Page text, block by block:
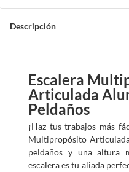
Descripción
Escalera
Articulada
Peldaños
¡Haz tus trabajos más
Multipropósito
peldaños y una altura
escalera es tu aliada